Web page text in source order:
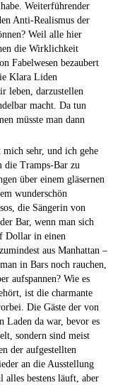
Weiterführender
Anti-Realismus der
Weil alle hier
die Wirklichkeit
Fabelwesen bezaubert
Klara Liden
leben, darzustellen
macht. Da tun
müsste man dann
sehr, und ich gehe
die Tramps-Bar zu
über einem gläsernen
wunderschön
die Sängerin von
Bar, wenn man sich
Dollar in einen
aus Manhattan –
in Bars noch rauchen,
aufspannen? Wie es
ist die charmante
Die Gäste der von
Laden da war, bevor es
sondern sind meist
der aufgestellten
an die Ausstellung
bestens läuft, aber